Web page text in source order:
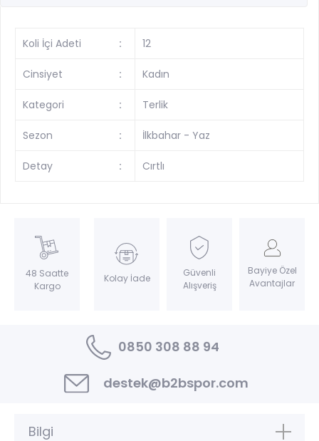
Koli İçi Adeti : 12
Cinsiyet : Kadın
Kategori : Terlik
Sezon : İlkbahar - Yaz
Detay : Cırtlı
48 Saatte
Kargo
Kolay İade
Güvenli
Alışveriş
Bayiye Özel
Avantajlar
0850 308 88 94
destek@b2bspor.com
Bilgi